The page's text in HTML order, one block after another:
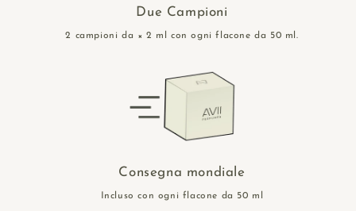
Due Campioni
2 campioni da × 2 ml con ogni flacone da 50 ml.
Consegna mondiale
Incluso con ogni flacone da 50 ml